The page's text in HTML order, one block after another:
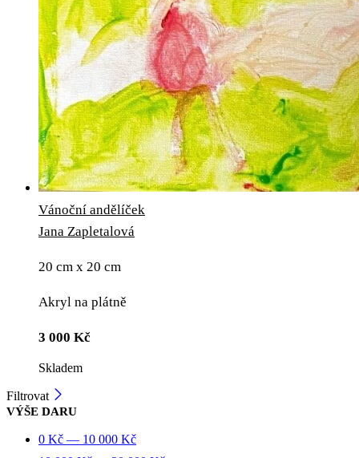
Vánoční andělíček
Jana Zapletalová
20 cm x 20 cm
Akryl na plátně
3 000 Kč
Skladem
Filtrovat
VÝŠE DARU
0 Kč — 10 000 Kč